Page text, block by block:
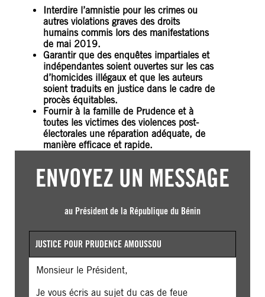
Interdire l’amnistie pour les crimes ou
autres violations graves des droits
humains commis lors des manifestations
de mai 2019.
Garantir que des enquêtes impartiales et
indépendantes soient ouvertes sur les cas
d’homicides illégaux et que les auteurs
soient traduits en justice dans le cadre de
procès équitables.
Fournir à la famille de Prudence et à
toutes les victimes des violences post-
électorales une réparation adéquate, de
manière efficace et rapide.
ENVOYEZ UN MESSAGE
au Président de la République du Bénin
JUSTICE POUR PRUDENCE AMOUSSOU
Monsieur le Président,
Je vous écris au sujet du cas de feue